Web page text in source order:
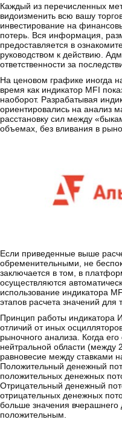
Каждый из перечисленных
видоизменить всю вашу
инвестирование на
потерь. Вся информация,
предоставляется в
руководством к действию.
ответственности за
На ценовом графике иногда
время как индикатор MFI
наоборот. Разрабатывая
ориентировались на анализ
расстановку сил между
объемах, без вливания в
Если приведенные выше
обременительными, не
заключается в том, в
осуществляются
использование индикатора
этапов расчета значений для
Принцип работы индикатора
отличий от иных
рыночного анализа. Когда
нейтральной области (между
равновесие между ставками
Положительный денежный
положительных денежных
Отрицательный денежный
отрицательных денежных
больше значения вчерашнего
положительным.